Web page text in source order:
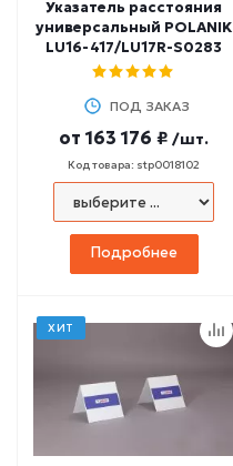
Указатель расстояния
универсальный POLANIK
LU16-417/LU17R-S0283
ПОД ЗАКАЗ
от 163 176 ₽ /шт.
Код товара: stp0018102
Подробнее
ХИТ